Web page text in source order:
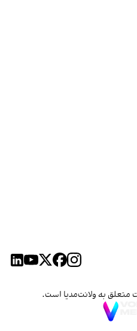
متعلق به ولانت‌مدیا است.